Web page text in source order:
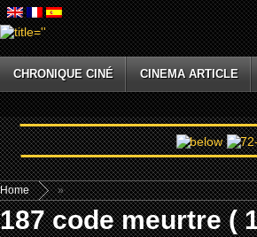
CHRONIQUE CINÉ CINEMA ARTICLE
Home »
187 code meurtre (